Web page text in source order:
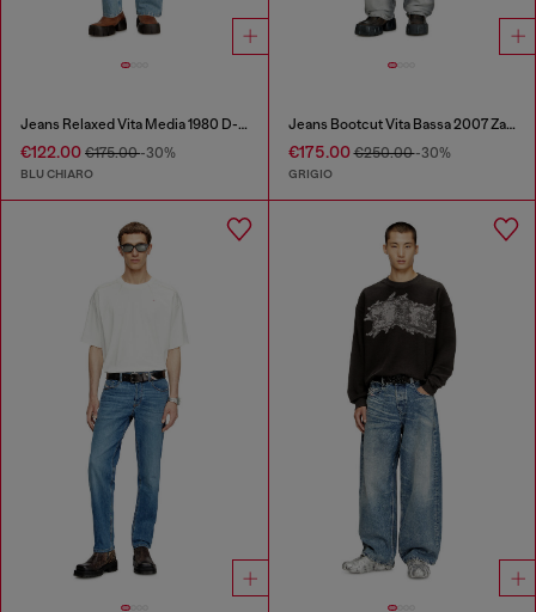
Jeans Relaxed Vita Media 1980 D-Eeper
€122.00 €175.00-30%
BLU CHIARO
Jeans Bootcut Vita Bassa 2007 Zatiny
€175.00€250.00-30%
GRIGIO